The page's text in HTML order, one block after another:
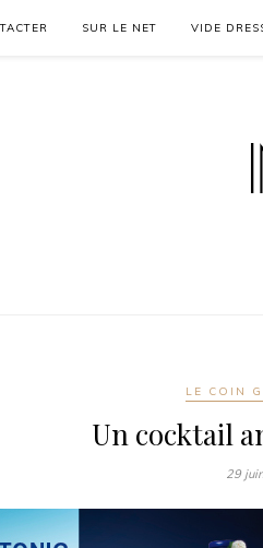
SUR LE NET VIDE
LE COIN
Un cocktail
29